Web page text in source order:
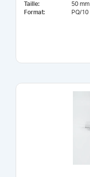
Taille:
50 mm
Format: PQ/10